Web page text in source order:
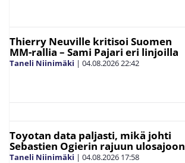
Thierry Neuville kritisoi Suomen
MM-rallia – Sami Pajari eri linjoilla
Taneli Niinimäki | 04.08.202622:42
Toyotan data paljasti, mikä johti
Sebastien Ogierin rajuun ulosajoon
Taneli Niinimäki | 04.08.2026 17:58